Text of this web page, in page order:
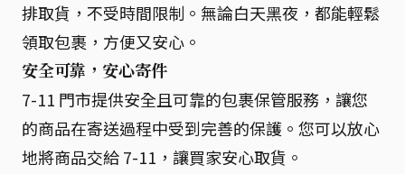
排取貨，不受時間限制。無論白天黑夜，都能輕鬆
領取包裹，方便又安心。
安全可靠，安心寄件
7-11 門市提供安全且可靠的包裹保管服務，讓您
的商品在寄送過程中受到完善的保護。您可以放心
地將商品交給 7-11，讓買家安心取貨。